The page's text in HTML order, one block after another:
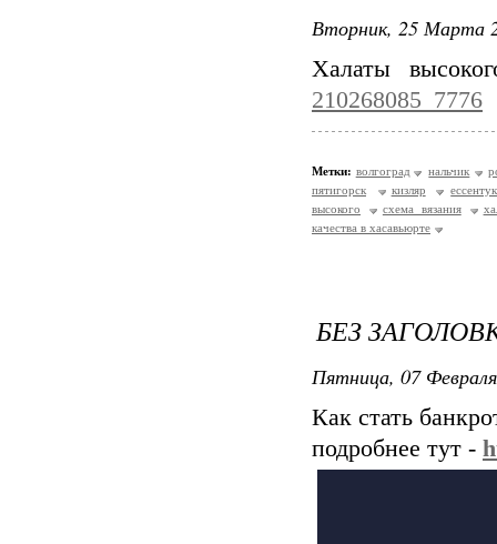
Вторник, 25 Марта
Халаты
210268085_7776
Метки: волгоград нальчик
пятигорск
кизляр
высокого
схема вязания
качества в хасавьюрте
БЕЗ
Пятница, 07
Как стать
подробнее тут -